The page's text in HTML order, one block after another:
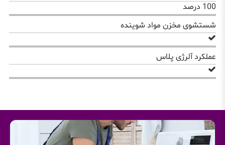
100 درصد
شستشوی مخزن مواد شوینده
عملکرد آلرژی پلاس